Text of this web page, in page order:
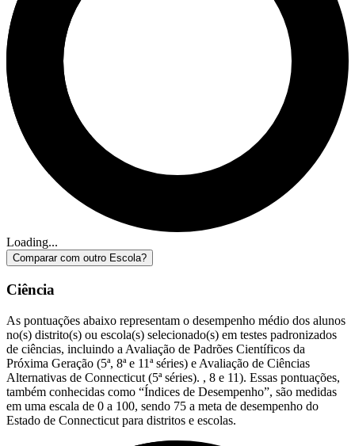
Loading...
Comparar com outro Escola?
Ciência
As pontuações abaixo representam o desempenho médio dos alunos
no(s) distrito(s) ou escola(s) selecionado(s) em testes padronizados
de ciências, incluindo a Avaliação de Padrões Científicos da
Próxima Geração (5ª, 8ª e 11ª séries) e Avaliação de Ciências
Alternativas de Connecticut (5ª séries). , 8 e 11). Essas pontuações,
também conhecidas como “Índices de Desempenho”, são medidas
em uma escala de 0 a 100, sendo 75 a meta de desempenho do
Estado de Connecticut para distritos e escolas.